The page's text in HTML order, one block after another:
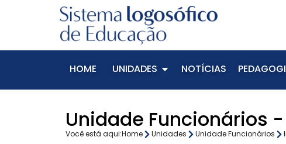
HOME UNIDADES NOTÍCIAS
Unidade Funcionários
Você está aqui:Home Unidades Unidade Funcionários